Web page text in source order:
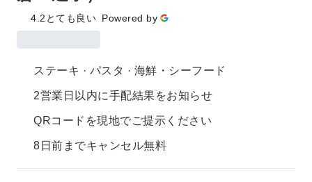
4.2 とても良い Powered by
ステーキ · パスタ · 海鮮・シーフード
2営業日以内に手配結果をお知らせ
QRコードを現地でご提示ください
8日前までキャンセル無料